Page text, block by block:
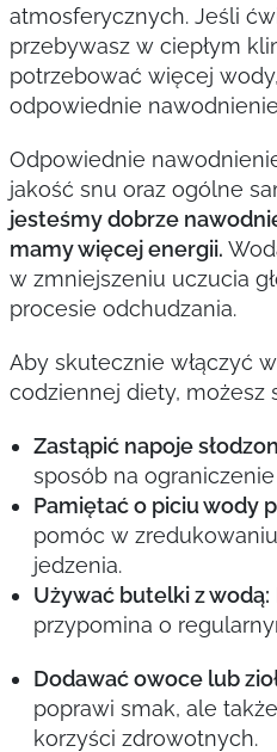
atmosferycznych. Jeśli
przebywasz w ciepłym
potrzebować więcej
odpowiednie
Odpowiednie
jakość snu oraz ogólne
jesteśmy dobrze
mamy więcej energii.
w zmniejszeniu uczucia
procesie odchudzania.
Aby skutecznie włączyć
codziennej diety, możesz
Zastąpić napoje
sposób na
Pamiętać o piciu wody
pomóc w
jedzenia.
Używać butelki z wodą:
przypomina o
Dodawać owoce lub
poprawi smak, ale
korzyści zdrowotnych.